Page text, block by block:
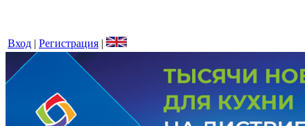
Вход | Регистрация |